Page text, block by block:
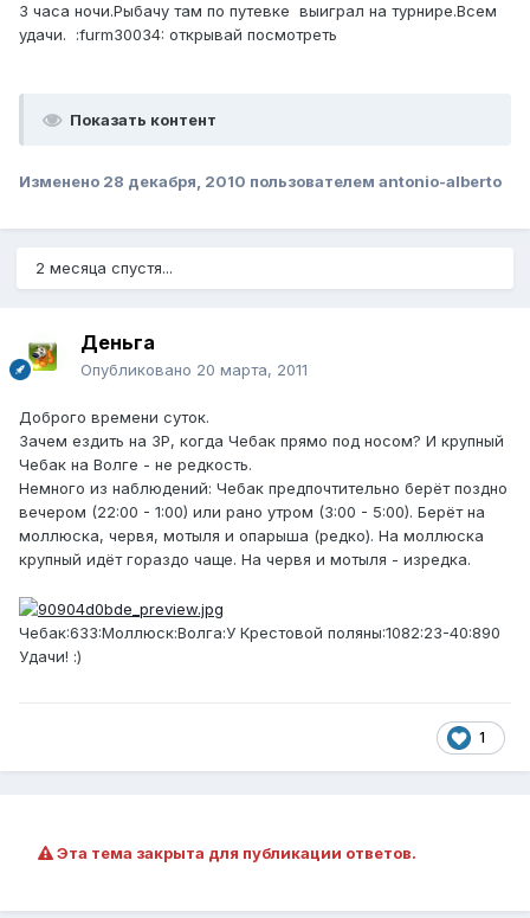
3 часа ночи.Рыбачу там по путевке выиграл на турнире.Всем
удачи. :furm30034: открывай посмотреть
Показать контент
Изменено 28 декабря, 2010 пользователем antonio-alberto
2 месяца спустя...
Деньга
Опубликовано 20 марта, 2011
Доброго времени суток.
Зачем ездить на ЗР, когда Чебак прямо под носом? И крупный
Чебак на Волге - не редкость.
Немного из наблюдений: Чебак предпочтительно берёт поздно
вечером (22:00 - 1:00) или рано утром (3:00 - 5:00). Берёт на
моллюска, червя, мотыля и опарыша (редко). На моллюска
крупный идёт гораздо чаще. На червя и мотыля - изредка.
Чебак:633:Моллюск:Волга:У Крестовой поляны:1082:23-40:890
Удачи! :)
1
Эта тема закрыта для публикации ответов.